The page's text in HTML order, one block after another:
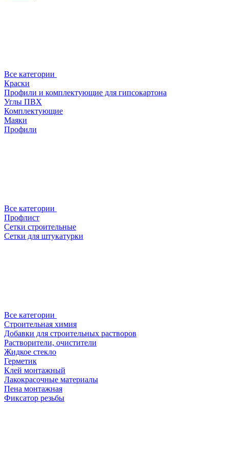
Все категории
Краски
Профили и комплектующие для гипсокартона
Углы ПВХ
Комплектующие
Маяки
Профили
Все категории
Профлист
Сетки строительные
Сетки для штукатурки
Все категории
Строительная химия
Добавки для строительных растворов
Растворители, очистители
Жидкое стекло
Герметик
Клей монтажный
Лакокрасочные материалы
Пена монтажная
Фиксатор резьбы